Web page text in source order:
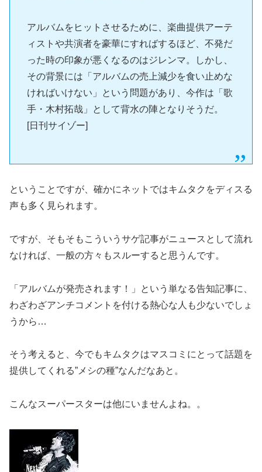
アルバムをヒットさせるために、楽曲提供アーテ
ィストや共演者を豪華にすればするほど、不発だ
った時の印象が悪くなるのはジレンマ。しかし、
その背景には「アルバムの売上減少を食い止めな
ければいけない」という問題があり、今作は「歌
手・木村拓哉」として背水の陣となりそうだ。
[日刊サイゾー]
ということですが、確かにネットではキムタクをディスる
声も多く見られます。
ですが、そもそもこういうサゲ記事がニュースとして流れ
なければ、一般の方々もスルーすると思うんです。
「アルバムが発売されます！」という単なる告知記事に、
わざわざアンチコメントを付ける熱心な人も少ないでしょ
うから…
そう考えると、今でもキムタクはマスコミにとって話題を
提供してくれる”メシの種”なんだなあと。
こんなスーパースターは他にいませんよね。。